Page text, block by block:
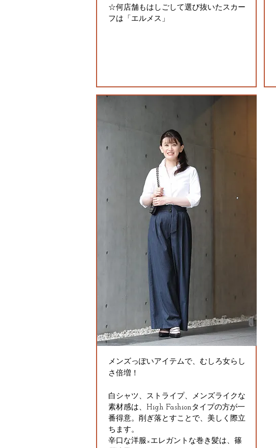
☆何店舗もはしごして選び抜いたスカー
フは「エルメス」
メンズっぽいアイテムで、むしろ女らし
さ倍増！
白シャツ、ストライプ、メンズライクな
素材感は、High Fashionタイプの方が一
番得意。削ぎ落とすことで、美しく際立
ちます。
辛口な洋服×エレガントな巻き髪は、篠